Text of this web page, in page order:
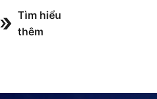
Tìm hiểu
thêm